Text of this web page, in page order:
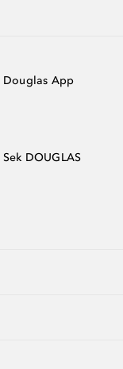
Douglas App
Sek DOUGLAS